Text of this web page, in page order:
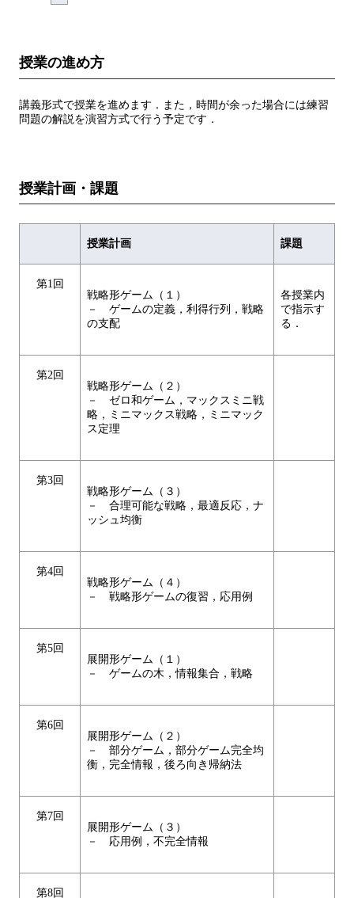
授業の進め方
講義形式で授業を進めます．また，時間が余った場合には練習
問題の解説を演習方式で行う予定です．
授業計画・課題
授業計画 課題
第1回
戦略形ゲーム（１）
－ ゲームの定義，利得行列，戦略
の支配
各授業内
で指示す
る．
第2回
戦略形ゲーム（２）
－ ゼロ和ゲーム，マックスミニ戦
略，ミニマックス戦略，ミニマック
ス定理
第3回
戦略形ゲーム（３）
－ 合理可能な戦略，最適反応，ナ
ッシュ均衡
第4回
戦略形ゲーム（４）
－ 戦略形ゲームの復習，応用例
第5回
展開形ゲーム（１）
－ ゲームの木，情報集合，戦略
第6回
展開形ゲーム（２）
－ 部分ゲーム，部分ゲーム完全均
衡，完全情報，後ろ向き帰納法
第7回
展開形ゲーム（３）
－ 応用例，不完全情報
第8回